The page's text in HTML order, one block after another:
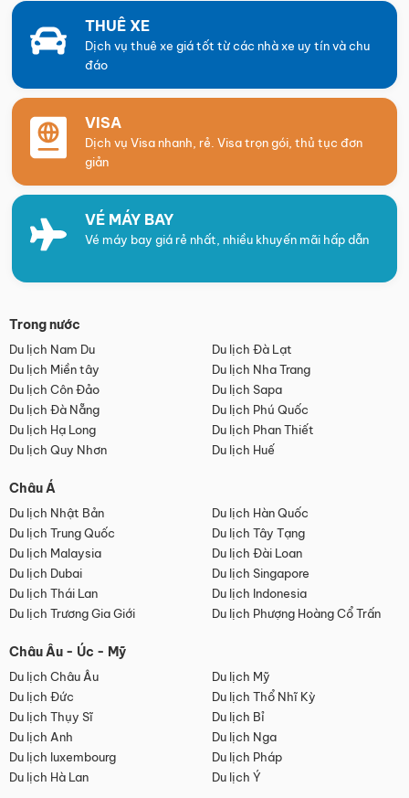
THUÊ XE
Dịch vụ thuê xe giá tốt từ các nhà xe uy tín và chu
đáo
VISA
Dịch vụ Visa nhanh, rẻ. Visa trọn gói, thủ tục đơn
giản
VÉ MÁY BAY
Vé máy bay giá rẻ nhất, nhiều khuyến mãi hấp dẫn
Trong nước
Du lịch Nam Du
Du lịch Đà Lạt
Du lịch Miền tây
Du lịch Nha Trang
Du lịch Côn Đảo
Du lịch Sapa
Du lịch Đà Nẵng
Du lịch Phú Quốc
Du lịch Hạ Long
Du lịch Phan Thiết
Du lịch Quy Nhơn
Du lịch Huế
Châu Á
Du lịch Nhật Bản
Du lịch Hàn Quốc
Du lịch Trung Quốc
Du lịch Tây Tạng
Du lịch Malaysia
Du lịch Đài Loan
Du lịch Dubai
Du lịch Singapore
Du lịch Thái Lan
Du lịch Indonesia
Du lịch Trương Gia Giới
Du lịch Phượng Hoàng Cổ Trấn
Châu Âu - Úc - Mỹ
Du lịch Châu Âu
Du lịch Mỹ
Du lịch Đức
Du lịch Thổ Nhĩ Kỳ
Du lịch Thụy Sĩ
Du lịch Bỉ
Du lịch Anh
Du lịch Nga
Du lịch luxembourg
Du lịch Pháp
Du lịch Hà Lan
Du lịch Ý